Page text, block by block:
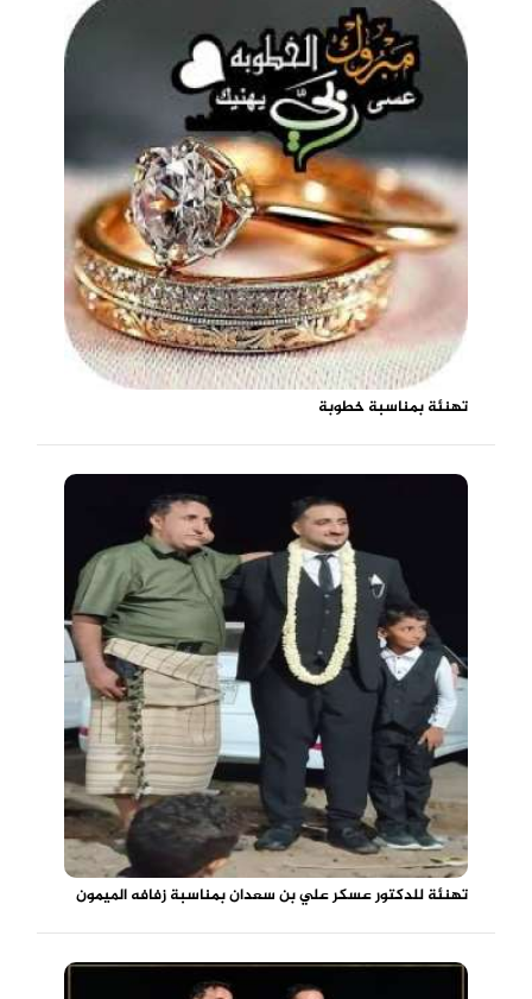
تهنئة بمناسبة خطوبة
تهنئة للدكتور عسكر علي بن سعدان بمناسبة زفافه الميمون